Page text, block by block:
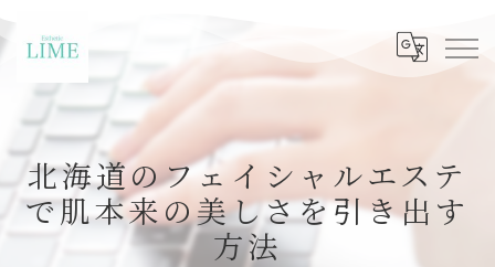
北海道のフェイシャルエステ
で肌本来の美しさを引き出す
方法